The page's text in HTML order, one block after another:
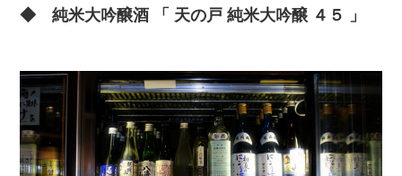
リ
ー
◆ 純米大吟醸酒 「 天の戸 純米大吟醸 ４５ 」